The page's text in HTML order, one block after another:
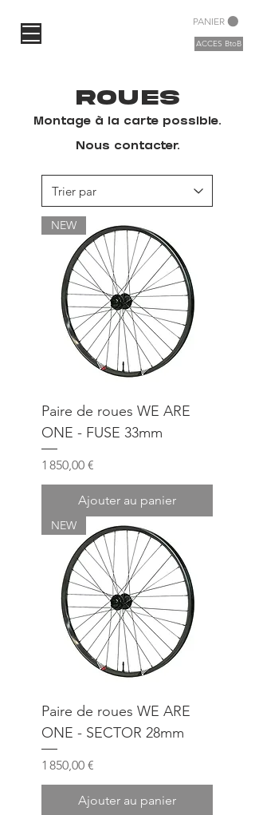
ACCES BtoB
PANIER
roues
Montage à la carte possible.
Nous contacter.
NEW
Paire de roues WE ARE
ONE - FUSE 33mm
Prix
1 850,00 €
Ajouter au panier
NEW
Paire de roues WE ARE
ONE - SECTOR 28mm
Prix
1 850,00 €
Ajouter au panier